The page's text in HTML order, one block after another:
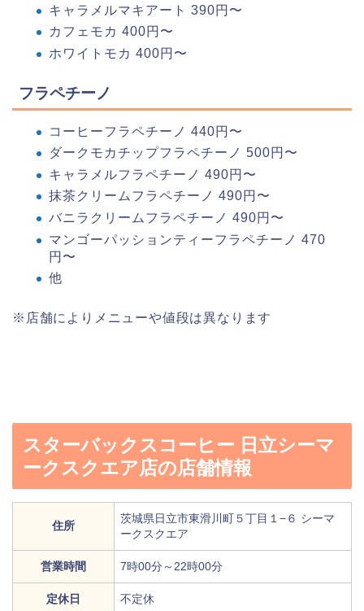
キャラメルマキアート 390円〜
カフェモカ 400円〜
ホワイトモカ 400円〜
フラペチーノ
コーヒーフラペチーノ 440円〜
ダークモカチップフラペチーノ 500円〜
キャラメルフラペチーノ 490円〜
抹茶クリームフラペチーノ 490円〜
バニラクリームフラペチーノ 490円〜
マンゴーパッションティーフラペチーノ 470
円〜
他
※店舗によりメニューや値段は異なります
スターバックスコーヒー 日立シーマ
ークスクエア店の店舗情報
住所
茨城県日立市東滑川町５丁目１−６ シーマ
ークスクエア
営業時間 7時00分～22時00分
定休日 不定休